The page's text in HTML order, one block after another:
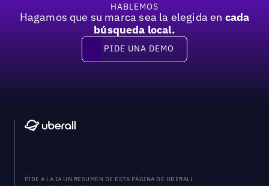
HABLEMOS
Hagamos que su marca sea la elegida en cada
búsqueda local.
Pide una demo
PIDE UNA DEMO
PÍDE A LA IA UN RESUMEN DE ESTA PÁGINA DE UBERALL